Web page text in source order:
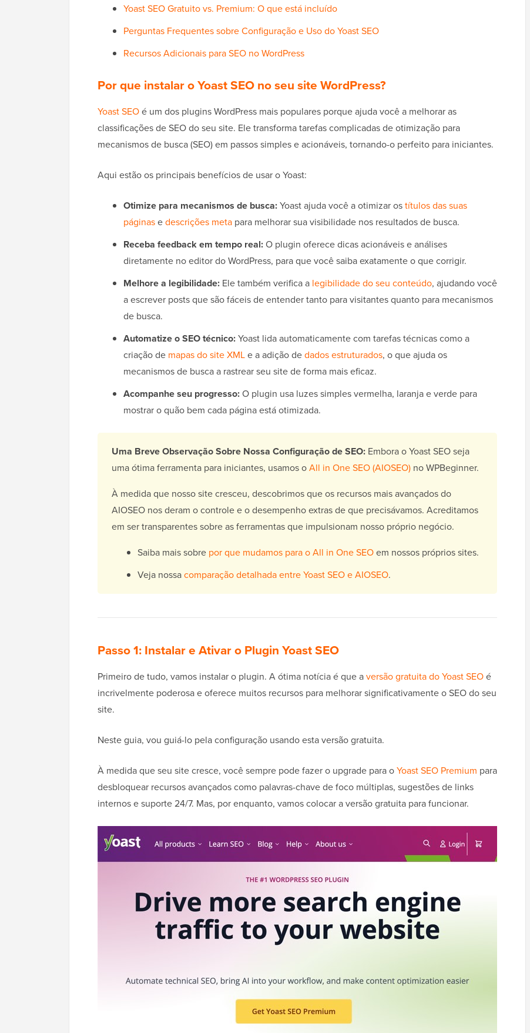
Yoast SEO Gratuito vs. Premium: O que está incluído
Perguntas Frequentes sobre Configuração e Uso do Yoast SEO
Recursos Adicionais para SEO no WordPress
Por que instalar o Yoast SEO no seu site WordPress?
Yoast SEOé um dos plugins WordPress mais populares porque ajuda você a melhorar as
classificações de SEO do seu site. Ele transforma tarefas complicadas de otimização para
mecanismos de busca (SEO) em passos simples e acionáveis, tornando-o perfeito para iniciantes.
Aqui estão os principais benefícios de usar o Yoast:
Otimize para mecanismos de busca:Yoast ajuda você a otimizar ostítulos das suas
páginasedescrições meta para melhorar sua visibilidade nos resultados de busca.
Receba feedback em tempo real:O plugin oferece dicas acionáveis e análises
diretamente no editor do WordPress, para que você saiba exatamente o que corrigir.
Melhore a legibilidade: Ele também verifica a legibilidade do seu conteúdo, ajudando você
a escrever posts que são fáceis de entender tanto para visitantes quanto para mecanismos
de busca.
Automatize o SEO técnico:Yoast lida automaticamente com tarefas técnicas como a
criação de mapas do site XMLe a adição dedados estruturados, o que ajuda os
mecanismos de busca a rastrear seu site de forma mais eficaz.
Acompanhe seu progresso:O plugin usa luzes simples vermelha, laranja e verde para
mostrar o quão bem cada página está otimizada.
Uma Breve Observação Sobre Nossa Configuração de SEO: Embora o Yoast SEO seja
uma ótima ferramenta para iniciantes, usamos oAll in One SEO (AIOSEO) no WPBeginner.
À medida que nosso site cresceu, descobrimos que os recursos mais avançados do
AIOSEO nos deram o controle e o desempenho extras de que precisávamos. Acreditamos
em ser transparentes sobre as ferramentas que impulsionam nosso próprio negócio.
Saiba mais sobre por que mudamos para o All in One SEOem nossos próprios sites.
Veja nossacomparação detalhada entre Yoast SEO e AIOSEO.
Passo 1: Instalar e Ativar o Plugin Yoast SEO
Primeiro de tudo, vamos instalar o plugin. A ótima notícia é que aversão gratuita do Yoast SEOé
incrivelmente poderosa e oferece muitos recursos para melhorar significativamente o SEO do seu
site.
Neste guia, vou guiá-lo pela configuração usando esta versão gratuita.
À medida que seu site cresce, você sempre pode fazer o upgrade para oYoast SEO Premium para
desbloquear recursos avançados como palavras-chave de foco múltiplas, sugestões de links
internos e suporte 24/7. Mas, por enquanto, vamos colocar a versão gratuita para funcionar.